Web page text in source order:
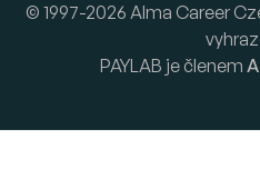
© 1997-2026 Alma Career
PAYLAB je členem